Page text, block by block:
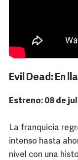
Evil Dead: En
Estreno: 08 de
La franquicia
intenso hasta
nivel con una